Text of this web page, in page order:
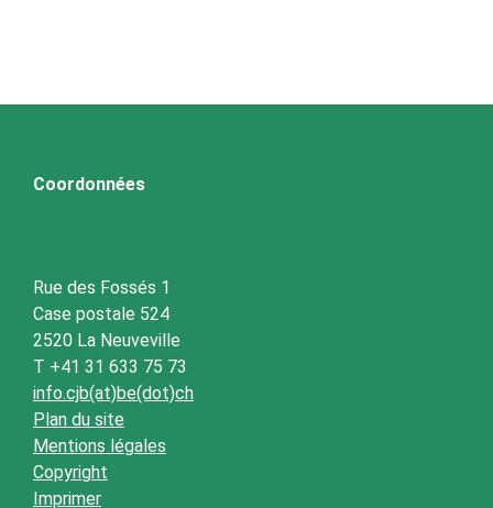
Coordonnées
Rue des Fossés 1
Case postale 524
2520 La Neuveville
T +41 31 633 75 73
info.cjb(at)be(dot)ch
Plan du site
Mentions légales
Copyright
Imprimer